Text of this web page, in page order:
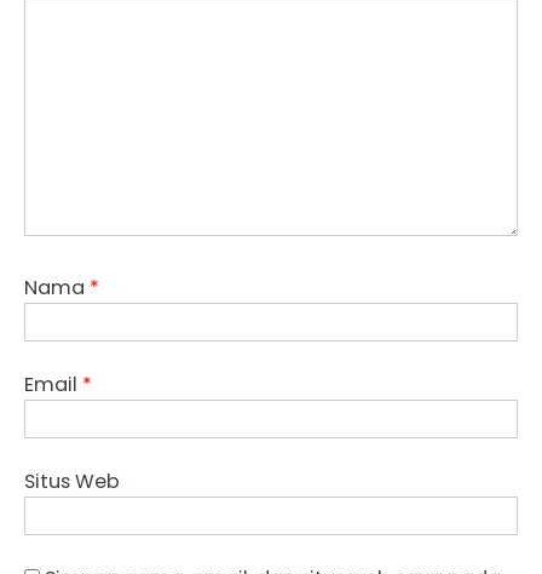
Nama *
Email *
Situs Web